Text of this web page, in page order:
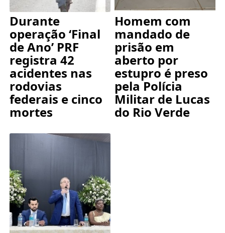
Durante
operação ‘Final
de Ano’ PRF
registra 42
acidentes nas
rodovias
federais e cinco
mortes
Homem com
mandado de
prisão em
aberto por
estupro é preso
pela Polícia
Militar de Lucas
do Rio Verde